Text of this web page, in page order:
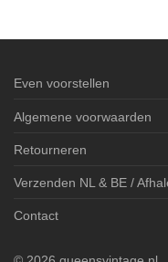
Even voorstellen
Algemene voorwaarden
Retourneren
Verzenden NL & BE /
Contact